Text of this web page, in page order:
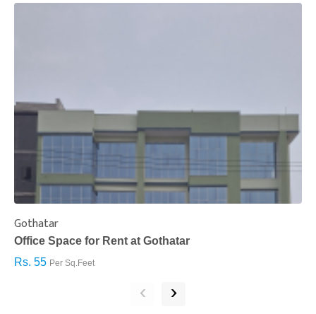
Gothatar
Office Space for Rent at Gothatar
Rs. 55 Per Sq.Feet
‹ ›